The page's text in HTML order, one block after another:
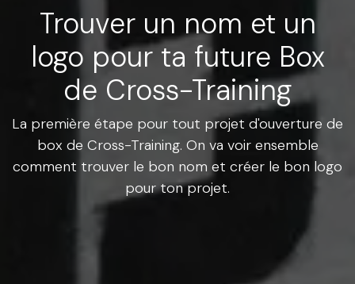
Trouver un nom et un
logo pour ta future Box
de Cross-Training
La première étape pour tout projet d'ouverture de
box de Cross-Training. On va voir ensemble
comment trouver le bon nom et créer le bon logo
pour ton projet.